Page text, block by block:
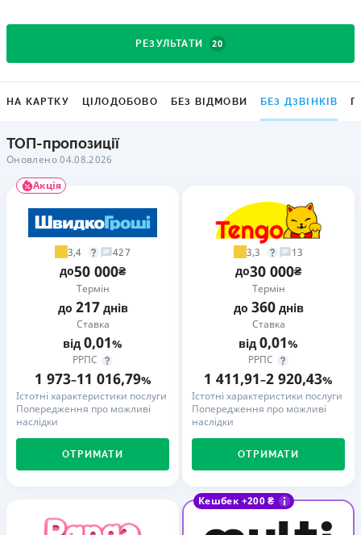
РЕЗУЛЬТАТИ 20
НА КАРТКУ ЦІЛОДОБОВО БЕЗ ВІДМОВИ БЕЗ ДЗВІНКІВ
ТОП-пропозиції
Оновлено 04.08.2026
Акція
3,4 427
до50 000₴
Термін
до 217днів
Ставка
від 0,01%
РРПС
1 973–11 016,79%
Істотні характеристики послуги
Попередження про можливі
наслідки
ОТРИМАТИ
3,3 13
до30 000₴
Термін
до 360днів
Ставка
від 0,01%
РРПС
1 411,91–2 920,43%
Істотні характеристики послуги
Попередження про можливі
наслідки
ОТРИМАТИ
Кешбек +200 ₴